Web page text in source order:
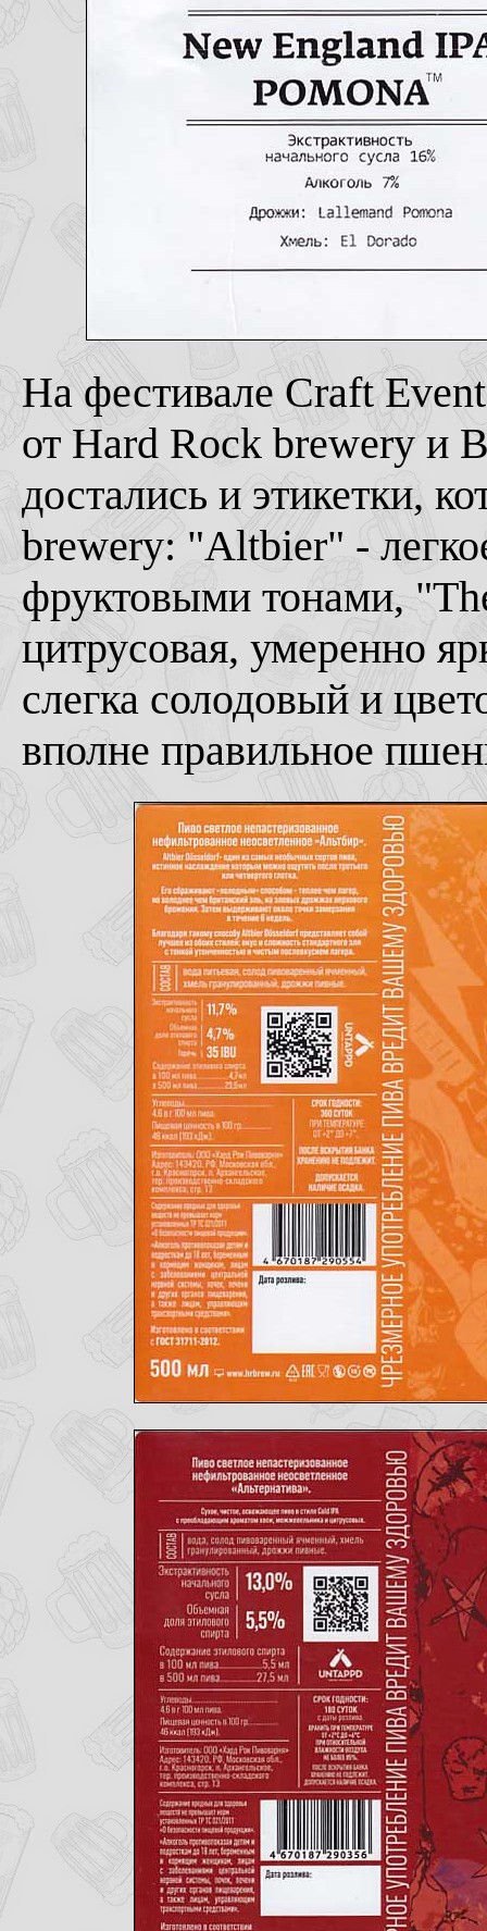
На фестивале Craft
от Hard Rock brewery и
достались и этикетки,
brewery: "Altbier" -
фруктовыми тонами,
цитрусовая, умеренно
слегка солодовый и
вполне правильное